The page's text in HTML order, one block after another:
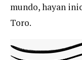
mundo, hayan
Toro.